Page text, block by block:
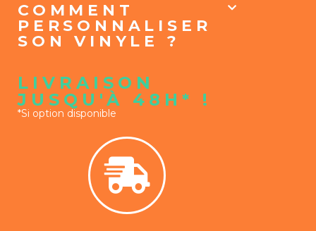
COMMENT
PERSONNALISER
SON VINYLE ?
LIVRAISON
JUSQU'À 48H* !
*Si option disponible